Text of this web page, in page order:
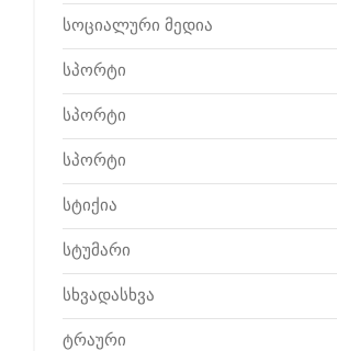
სოციალური მედია
სპორტი
სპორტი
სპორტი
სტიქია
სტუმარი
სხვადასხვა
ტრაური